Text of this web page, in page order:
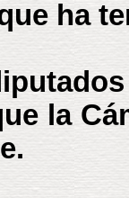
ha
la